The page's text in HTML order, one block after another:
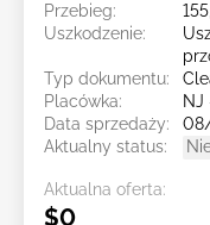
Przebieg:
Uszkodzenie:
Typ dokumentu:
Placówka:
NJ
Data sprzedaży:
Aktualny status:
Aktualna oferta:
$0